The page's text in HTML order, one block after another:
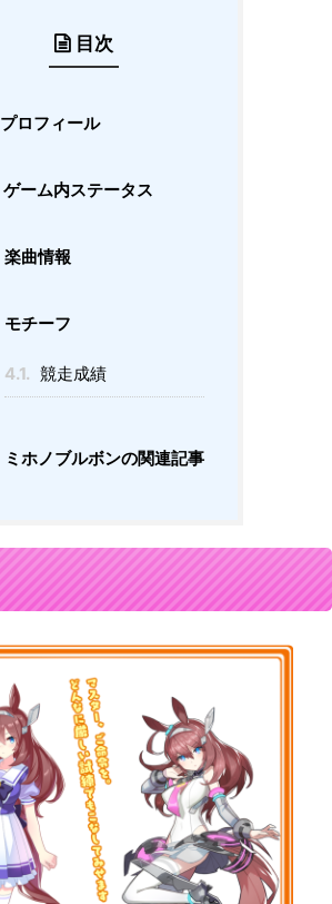
目次
プロフィール
ゲーム内ステータス
楽曲情報
モチーフ
4.1. 競走成績
ミホノブルボンの関連記事